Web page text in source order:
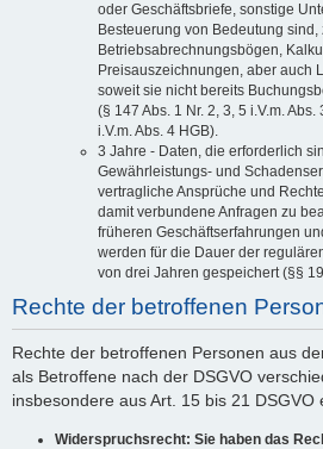
oder Geschäftsbriefe, sonstige
Besteuerung von Bedeutung
Betriebsabrechnungsbögen,
Preisauszeichnungen, aber auch
soweit sie nicht bereits
(§ 147 Abs. 1 Nr. 2, 3, 5 i.V.m. Abs.
i.V.m. Abs. 4 HGB).
3 Jahre - Daten, die erforderlich
Gewährleistungs- und
vertragliche Ansprüche und
damit verbundene Anfragen zu
früheren Geschäftserfahrungen
werden für die Dauer der
von drei Jahren gespeichert (§§
Rechte der betroffenen
Rechte der betroffenen Personen aus
als Betroffene nach der DSGVO
insbesondere aus Art. 15 bis 21 DSGVO
Widerspruchsrecht: Sie haben das